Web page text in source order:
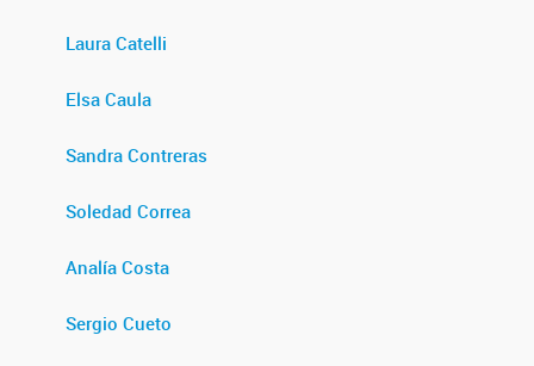
Laura Catelli
Elsa Caula
Sandra Contreras
Soledad Correa
Analía Costa
Sergio Cueto